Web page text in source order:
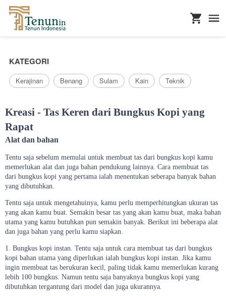
KATEGORI
Kerajinan Benang Sulam Kain Teknik
Kreasi - Tas Keren dari Bungkus Kopi yang
Rapat
Alat dan bahan
Tentu saja sebelum memulai untuk membuat tas dari bungkus kopi kamu
memerlukan alat dan juga bahan pendukung lainnya. Cara membuat tas
dari bungkus kopi yang pertama ialah menentukan seberapa banyak bahan
yang dibutuhkan.
Tentu saja untuk mengetahuinya, kamu perlu memperhitungkan ukuran tas
yang akan kamu buat. Semakin besar tas yang akan kamu buat, maka bahan
utama yang kamu butuhkan pun semakin banyak. Berikut ini beberapa alat
dan juga bahan yang perlu kamu siapkan.
1. Bungkus kopi instan. Tentu saja untuk cara membuat tas dari bungkus
kopi bahan utama yang diperlukan ialah bungkus kopi instan. Jika kamu
ingin membuat tas berukuran kecil, paling tidak kamu memerlukan kurang
lebih 100 bungkus. Namun tentu saja banyaknya bungkus kopi yang
dibutuhkan tergantung dari model dan juga ukurannya.